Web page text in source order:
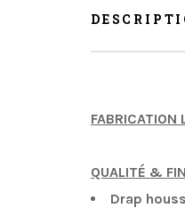
FABRICATION
QUALITÉ &
Drap